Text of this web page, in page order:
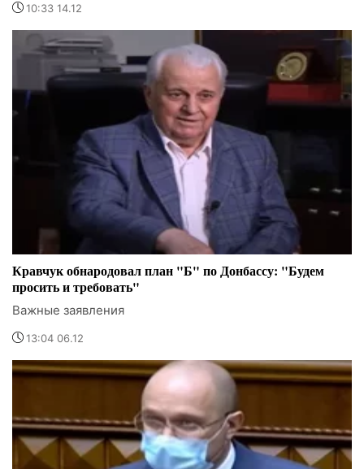
10:33 14.12
Кравчук обнародовал план "Б" по Донбассу: "Будем
просить и требовать"
Важные заявления
13:04 06.12